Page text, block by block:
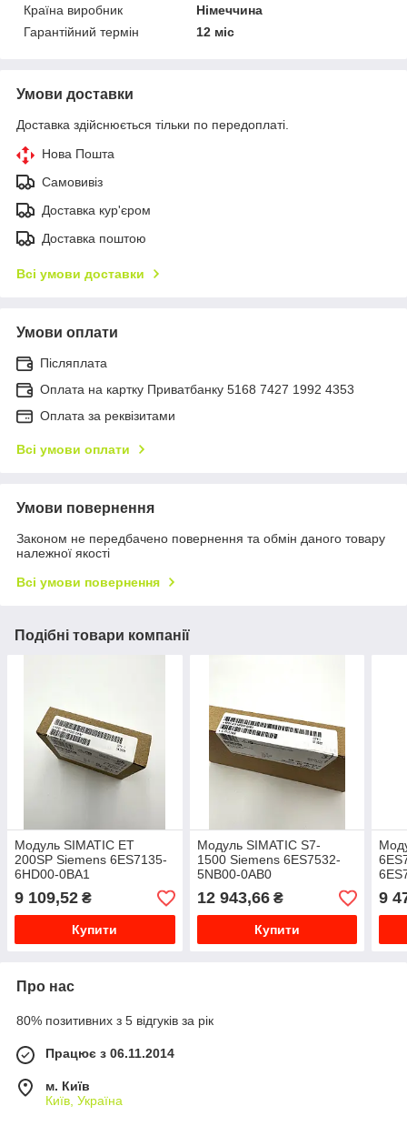
Країна виробник
Німеччина
Гарантійний термін
12 міс
Умови доставки
Доставка здійснюється тільки по передоплаті.
Нова Пошта
Самовивіз
Доставка кур'єром
Доставка поштою
Всі умови доставки
Умови оплати
Післяплата
Оплата на картку Приватбанку 5168 7427 1992 4353
Оплата за реквізитами
Всі умови оплати
Умови повернення
Законом не передбачено повернення та обмін даного товару
належної якості
Всі умови повернення
Подібні товари компанії
Модуль SIMATIC ET
200SP Siemens 6ES7135-
6HD00-0BA1
9 109,52 ₴
Купити
Модуль SIMATIC S7-
1500 Siemens 6ES7532-
5NB00-0AB0
(6ES75325NB000AB0)
12 943,66₴
Купити
9
Про нас
80% позитивних з 5 відгуків за рік
Працює з 06.11.2014
м. Київ
Київ, Україна